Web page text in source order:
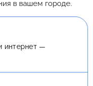
в вашем городе.
интернет —